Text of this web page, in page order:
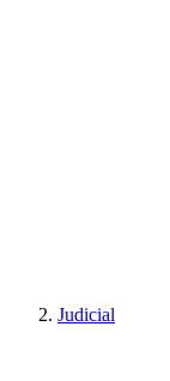
Judicial